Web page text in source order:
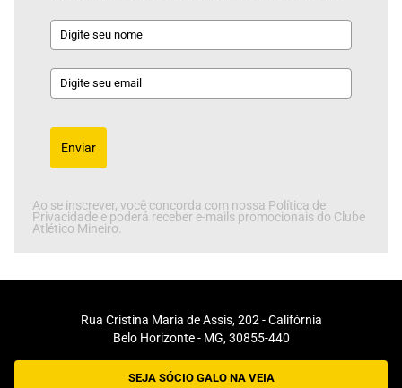
Enviar
Ao se inscrever, você concorda com nossa Política de
Privacidade e poderá receber e-mails promocionais do Clube
Atlético Mineiro.
Rua Cristina Maria de Assis, 202 - Califórnia
Belo Horizonte - MG, 30855-440
SEJA SÓCIO GALO NA VEIA